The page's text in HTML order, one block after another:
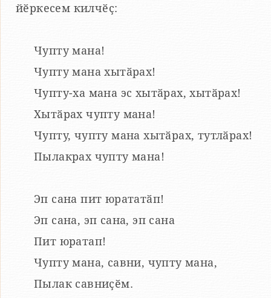
йӗркесем килчӗҫ:
Чупту мана!
Чупту мана хытӑрах!
Чупту-ха мана эс хытӑрах, хытӑрах!
Хытӑрах чупту мана!
Чупту, чупту мана хытӑрах, тутлӑрах!
Пылакрах чупту мана!
Эп сана пит юрататӑп!
Эп сана, эп сана, эп сана
Пит юратап!
Чупту мана, савни, чупту мана,
Пылак савниҫӗм.